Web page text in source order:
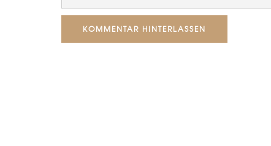
KOMMENTAR HINTERLASSEN